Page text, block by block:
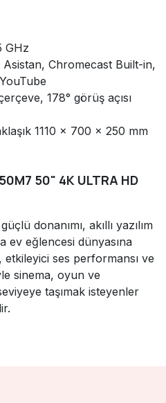
GHz
Asistan, Chromecast Built-in,
178° görüş açısı
1110 × 700 × 250 mm
50" 4K ULTRA HD
donanımı, akıllı yazılım
ev eğlencesi dünyasına
etkileyici ses performansı ve
sinema, oyun ve
taşımak isteyenler